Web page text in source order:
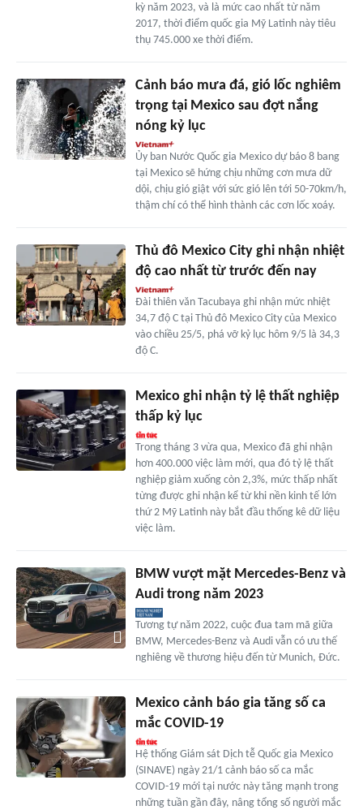
kỳ năm 2023, và là mức cao nhất từ năm
2017, thời điểm quốc gia Mỹ Latinh này tiêu
thụ 745.000 xe thời điểm.
Cảnh báo mưa đá, gió lốc nghiêm
trọng tại Mexico sau đợt nắng
nóng kỷ lục
Ủy ban Nước Quốc gia Mexico dự báo 8 bang
tại Mexico sẽ hứng chịu những cơn mưa dữ
dội, chịu gió giật với sức gió lên tới 50-70km/h,
thậm chí có thể hình thành các cơn lốc xoáy.
Thủ đô Mexico City ghi nhận nhiệt
độ cao nhất từ trước đến nay
Đài thiên văn Tacubaya ghi nhận mức nhiệt
34,7 độ C tại Thủ đô Mexico City của Mexico
vào chiều 25/5, phá vỡ kỷ lục hôm 9/5 là 34,3
độ C.
Mexico ghi nhận tỷ lệ thất nghiệp
thấp kỷ lục
Trong tháng 3 vừa qua, Mexico đã ghi nhận
hơn 400.000 việc làm mới, qua đó tỷ lệ thất
nghiệp giảm xuống còn 2,3%, mức thấp nhất
từng được ghi nhận kể từ khi nền kinh tế lớn
thứ 2 Mỹ Latinh này bắt đầu thống kê dữ liệu
việc làm.
BMW vượt mặt Mercedes-Benz và
Audi trong năm 2023
Tương tự năm 2022, cuộc đua tam mã giữa
BMW, Mercedes-Benz và Audi vẫn có ưu thế
nghiêng về thương hiệu đến từ Munich, Đức.
Mexico cảnh báo gia tăng số ca
mắc COVID-19
Hệ thống Giám sát Dịch tễ Quốc gia Mexico
(SINAVE) ngày 21/1 cảnh báo số ca mắc
COVID-19 mới tại nước này tăng mạnh trong
những tuần gần đây, nâng tổng số người mắc